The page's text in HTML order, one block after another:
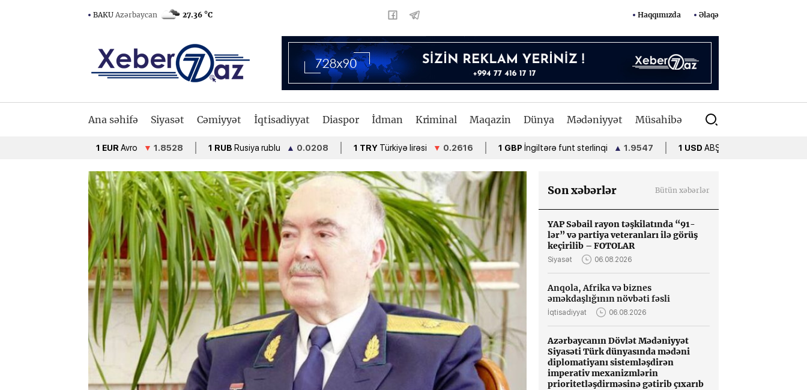
BAKU Azərbaycan 27.36 °C Haqqımızda Əlaqə
Ana səhifə Siyasət Cəmiyyət İqtisadiyyat Diaspor İdman Kriminal Maqazin Dünya Mədəniyyət Müsahibə
Avro ▼1.8528 1 RUB Rusiya rublu ▲ 0.0208 1 TRY Türkiyə lirəsi ▼ 0.2616 1 GBP İngiltərə funt sterlinqi ▲1.9547 1 USD ABŞ dolları •
Son xəbərlər Bütün xəbərlər
YAP Səbail rayon təşkilatında “91-
lər” və partiya veteranları ilə görüş
keçirilib – FOTOLAR
Siyasət 06.08.2026
Anqola, Afrika və biznes
əməkdaşlığının növbəti fəsli
İqtisadiyyat 06.08.2026
Azərbaycanın Dövlət Mədəniyyət
Siyasəti Türk dünyasında mədəni
diplomatiyanı sistemləşdirən
imperativ mexanizmlərin
prioritetləşdirməsinə gətirib çıxarıb